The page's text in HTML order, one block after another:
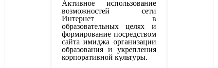
Активное использование
возможностей сети
Интернет в
образовательных целях и
формирование посредством
сайта имиджа организации
образования и укрепления
корпоративной культуры.